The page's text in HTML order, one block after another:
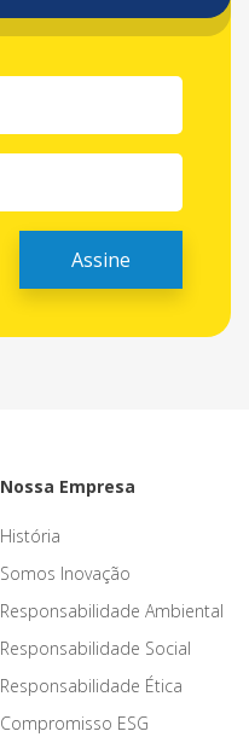
Nossa Empresa
História
Somos Inovação
Responsabilidade Ambiental
Responsabilidade Social
Responsabilidade Ética
Compromisso ESG